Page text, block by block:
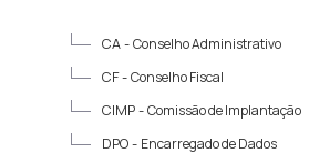
CA -Conselho Administrativo
CF -Conselho Fiscal
CIMP -Comissão de Implantação
DPO - Encarregado de Dados